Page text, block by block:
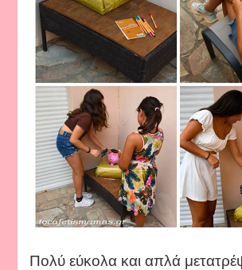
Πολύ εύκολα και απλά